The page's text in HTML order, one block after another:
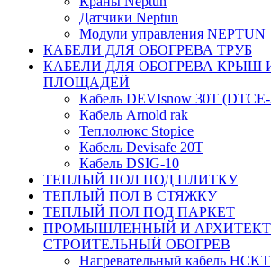
Датчики Neptun
Модули управления NEPTUN
КАБЕЛИ ДЛЯ ОБОГРЕВА ТРУБ
КАБЕЛИ ДЛЯ ОБОГРЕВА КРЫШ
ПЛОЩАДЕЙ
Кабель DEVIsnow 30Т
Кабель Arnold rak
Теплолюкс Stopice
Кабель Devisafe 20T
Кабель DSIG-10
ТЕПЛЫЙ ПОЛ ПОД ПЛИТКУ
ТЕПЛЫЙ ПОЛ В СТЯЖКУ
ТЕПЛЫЙ ПОЛ ПОД ПАРКЕТ
ПРОМЫШЛЕННЫЙ И
СТРОИТЕЛЬНЫЙ ОБОГРЕВ
Нагревательный кабель НCKТ